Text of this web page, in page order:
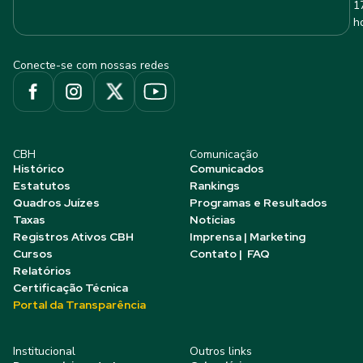
Conecte-se com nossas redes
CBH
Histórico
Estatutos
Quadros Juízes
Taxas
Registros Ativos CBH
Cursos
Relatórios
Certificação Técnica
Portal da Transparência
Comunicação
Comunicados
Rankings
Programas e Resultados
Notícias
Imprensa | Marketing
Contato | FAQ
Institucional Outros links